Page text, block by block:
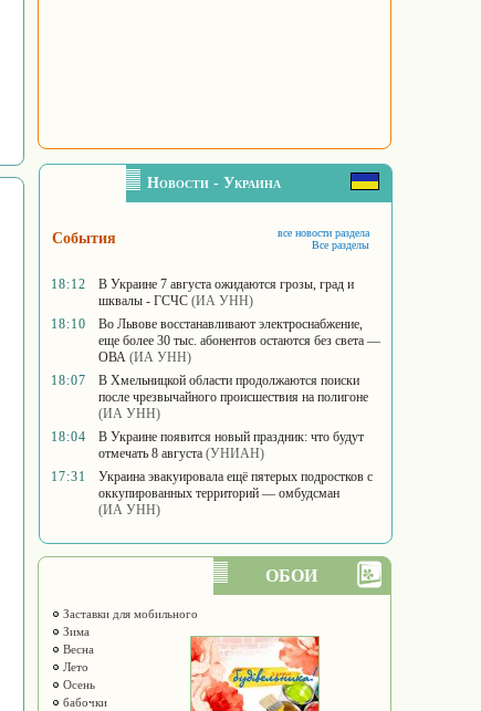
Новости - Украина
События
все новости раздела
Все разделы
18:12
В Украине 7 августа ожидаются грозы, град и
шквалы - ГСЧС (ИА УНН)
18:10
Во Львове восстанавливают электроснабжение,
еще более 30 тыс. абонентов остаются без света —
ОВА (ИА УНН)
18:07
В Хмельницкой области продолжаются поиски
после чрезвычайного происшествия на полигоне
(ИА УНН)
18:04
В Украине появится новый праздник: что будут
отмечать 8 августа (УНИАН)
17:31
Украина эвакуировала ещё пятерых подростков с
оккупированных территорий — омбудсман
(ИА УНН)
ОБОИ
Заставки для мобильного
Зима
Весна
Лето
Осень
бабочки